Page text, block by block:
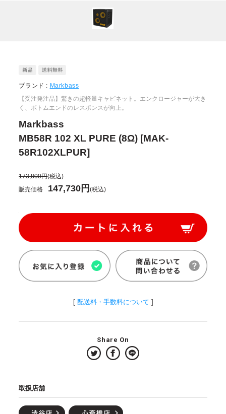
ブランド : Markbass
【受注発注品】驚きの超軽量キャビネット。エンクロージャーが大き
く、ボトムエンドのレスポンスが向上。
Markbass
MB58R 102 XL PURE (8Ω) [MAK-
58R102XLPUR]
173,800円(税込)
販売価格
147,730円(税込)
[ 配送料・手数料について ]
Share On
取扱店舗